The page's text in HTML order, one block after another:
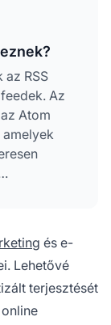
RSS
Az
Atom
átvitelére
esetén.
és e-
Lehetővé
terjesztését